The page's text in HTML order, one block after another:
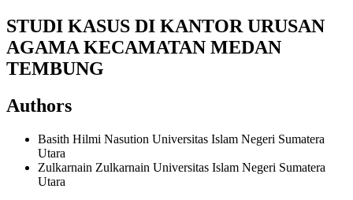
STUDI KASUS DI KANTOR URUSAN
AGAMA KECAMATAN MEDAN
TEMBUNG
Authors
Basith Hilmi Nasution Universitas Islam Negeri Sumatera
Utara
Zulkarnain Zulkarnain Universitas Islam Negeri Sumatera
Utara